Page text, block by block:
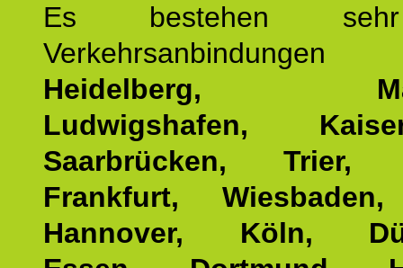
Es bestehen
Heidelberg,
Ludwigshafen,
Saarbrücken, Trier,
Frankfurt,
Hannover, Köln,